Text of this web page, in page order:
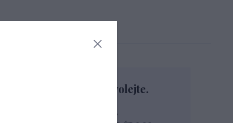
Nevíte si rady? Zavolejte.
+420 774 444 475